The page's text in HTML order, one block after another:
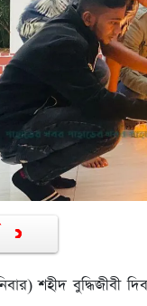
শহীদ বুদ্ধিজীবী